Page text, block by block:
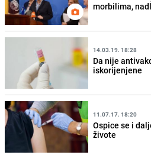
morbilima,
14.03.19. 18:28
Da nije
iskorijenjene
11.07.17. 18:20
Ospice se i
živote